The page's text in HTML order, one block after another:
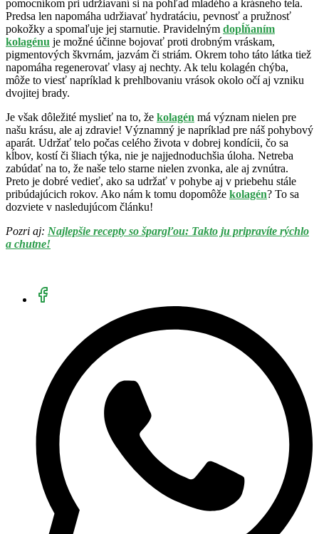
pomocníkom pri udržiavaní si na pohľad mladého a krásneho tela.
Predsa len napomáha udržiavať hydratáciu, pevnosť a pružnosť
pokožky a spomaľuje jej starnutie. Pravidelným dopĺňaním
kolagénu je možné účinne bojovať proti drobným vráskam,
pigmentových škvrnám, jazvám či striám. Okrem toho táto látka tiež
napomáha regenerovať vlasy aj nechty. Ak telu kolagén chýba,
môže to viesť napríklad k prehlbovaniu vrások okolo očí aj vzniku
dvojitej brady.
Je však dôležité myslieť na to, že kolagén má význam nielen pre
našu krásu, ale aj zdravie! Významný je napríklad pre náš pohybový
aparát. Udržať telo počas celého života v dobrej kondícii, čo sa
kĺbov, kostí či šliach týka, nie je najjednoduchšia úloha. Netreba
zabúdať na to, že naše telo starne nielen zvonka, ale aj zvnútra.
Preto je dobré vedieť, ako sa udržať v pohybe aj v priebehu stále
pribúdajúcich rokov. Ako nám k tomu dopomôže kolagén? To sa
dozviete v nasledujúcom článku!
Pozri aj: Najlepšie recepty so špargľou: Takto ju pripravíte rýchlo
a chutne!